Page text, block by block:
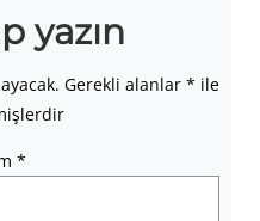
yazın
Gerekli alanlar * ile
*